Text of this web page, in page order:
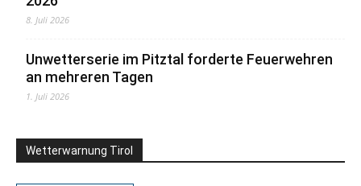
8. Juli 2026
Unwetterserie im Pitztal forderte Feuerwehren
an mehreren Tagen
1. Juli 2026
Wetterwarnung Tirol